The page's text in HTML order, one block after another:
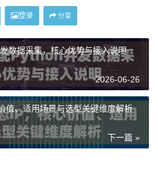
理IP产品，明确自身需求是做
。我们可以将常见的业务需求
。
业务：如果你的业务需要长时
数据吞吐量巨大，那么“不限量”
选择。例如，神龙海外动态IP
提供专属的动态住宅IP池，在有
和流量消耗。这特别适合大规
餐费用锁定了长期使用成本，
登录 分享
数据采集，核心优势与接入说明
2026-06-26
值、适用场景与选型关键维度解析
下一篇 »